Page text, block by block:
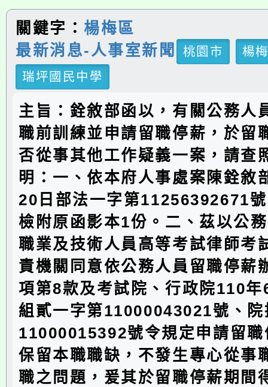
關鍵字： 楊梅區
最新消息-人事室新聞
桃園市
楊
瑞坪國民中學
主旨：銓敘部函以，有關公務人
職前訓練並申請留職停薪，於留
否從事其他工作疑義一案，請查
明：一、依本府人事處案陳銓敘
20日部法一字第11256392671
檢附原函影本1份。二、茲以公
職業及技術人員高等考試律師考
責機關同意依公務人員留職停薪
項第8款及考試院、行政院110
組貳一字第11000043021號、
11000015392號令規定申請留
保留本職職缺，不發生專心從事
職之問題，爰其於留職停薪期間